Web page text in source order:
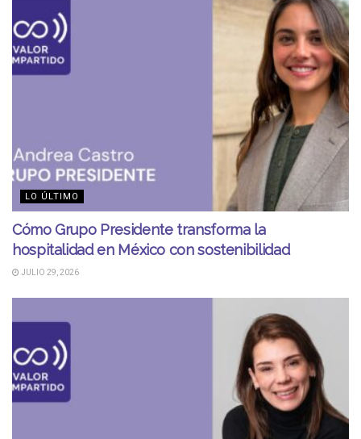
LO ÚLTIMO
Cómo Grupo Presidente transforma la
hospitalidad en México con sostenibilidad
JULIO 29, 2026